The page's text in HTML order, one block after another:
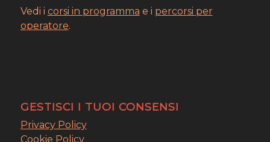
Vedi i corsi in programma e i percorsi per
operatore.
GESTISCI I TUOI CONSENSI
Privacy Policy
Cookie Policy